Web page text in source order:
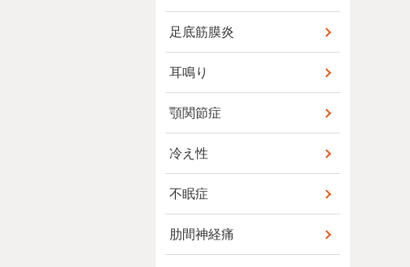
足底筋膜炎
耳鳴り
顎関節症
冷え性
不眠症
肋間神経痛